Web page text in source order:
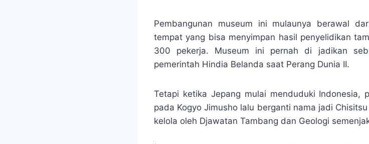
Pembangunan museum ini mulaunya berawal
tempat yang bisa menyimpan hasil penyelidikan
300 pekerja. Museum ini pernah di jadikan
pemerintah Hindia Belanda saat Perang Dunia II.
Tetapi ketika Jepang mulai menduduki Indonesia,
pada Kogyo Jimusho lalu berganti nama jadi
kelola oleh Djawatan Tambang dan Geologi